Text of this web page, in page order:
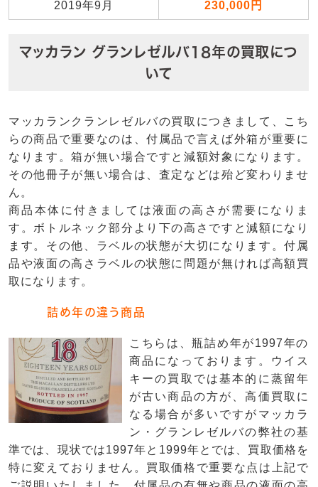
2019年9月 230,000円
マッカラン グランレゼルバ18年の買取につ
いて
マッカランクランレゼルバの買取につきまして、こち
らの商品で重要なのは、付属品で言えば外箱が重要に
なります。箱が無い場合ですと減額対象になります。
その他冊子が無い場合は、査定などは殆ど変わりませ
ん。
商品本体に付きましては液面の高さが需要になりま
す。ボトルネック部分より下の高さですと減額になり
ます。その他、ラベルの状態が大切になります。付属
品や液面の高さラベルの状態に問題が無ければ高額買
取になります。
詰め年の違う商品
こちらは、瓶詰め年が1997年の
商品になっております。ウイス
キーの買取では基本的に蒸留年
が古い商品の方が、高価買取に
なる場合が多いですがマッカラ
ン・グランレゼルバの弊社の基
準では、現状では1997年と1999年とでは、買取価格を
特に変えておりません。買取価格で重要な点は上記で